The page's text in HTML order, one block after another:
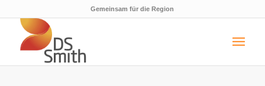
Gemeinsam für die Region